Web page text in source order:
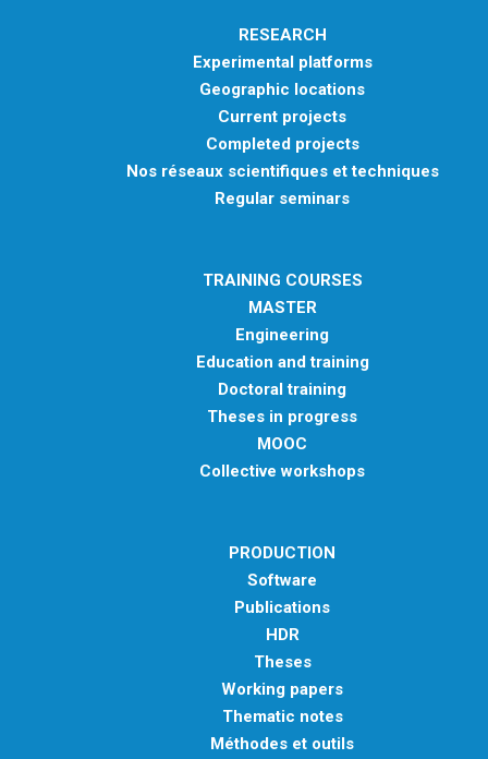
RESEARCH
Experimental platforms
Geographic locations
Current projects
Completed projects
Nos réseaux scientifiques et techniques
Regular seminars
TRAINING COURSES
MASTER
Engineering
Education and training
Doctoral training
Theses in progress
MOOC
Collective workshops
PRODUCTION
Software
Publications
HDR
Theses
Working papers
Thematic notes
Méthodes et outils